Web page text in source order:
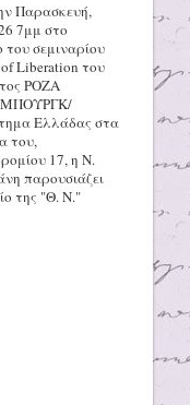
Παρασκευή,
7μμ στο
του σεμιναρίου
Liberation του
ΡΟΖΑ
Ελλάδας στα
του,
17, η Ν.
παρουσιάζει
της "Θ. Ν."